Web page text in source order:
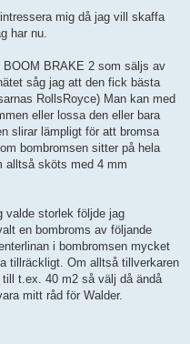
mig då jag vill skaffa
har nu.
BOOM BRAKE 2 som säljs av
såg jag att den fick bästa
RollsRoyce) Man kan med
eller lossa den eller bara
slirar lämpligt för att bromsa
bombromsen sitter på hela
alltså sköts med 4 mm
valde storlek följde jag
en bombroms av följande
i bombromsen mycket
tillräckligt. Om alltså tillverkaren
t.ex. 40 m2 så välj då ändå
mitt råd för Walder.